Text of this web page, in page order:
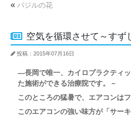
« バジルの花
空気を循環させて～すず
投稿：2015年07月16日
―長岡で唯一、カイロプラクティ
た施術ができる治療院です。－
このところの猛暑で、エアコンは
このエアコンの強い味方が「サー